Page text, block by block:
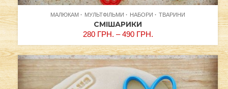
МАЛЮКАМ МУЛЬТФІЛЬМИ НАБОРИ ТВАРИНИ
СМІШАРИКИ
280 ГРН. –490 ГРН.